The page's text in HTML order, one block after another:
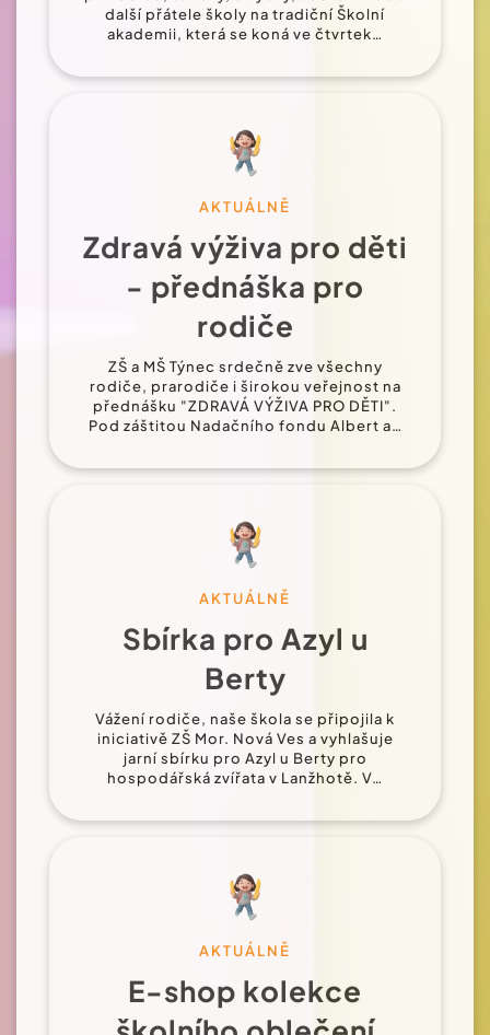
další přátele školy na tradiční Školní
akademii, která se koná ve čtvrtek…
AKTUÁLNĚ
Zdravá výživa pro děti
- přednáška pro
rodiče
ZŠ a MŠ Týnec srdečně zve všechny
rodiče, prarodiče i širokou veřejnost na
přednášku "ZDRAVÁ VÝŽIVA PRO DĚTI".
Pod záštitou Nadačního fondu Albert a…
AKTUÁLNĚ
Sbírka pro Azyl u
Berty
Vážení rodiče, naše škola se připojila k
iniciativě ZŠ Mor. Nová Ves a vyhlašuje
jarní sbírku pro Azyl u Berty pro
hospodářská zvířata v Lanžhotě. V…
AKTUÁLNĚ
E-shop kolekce